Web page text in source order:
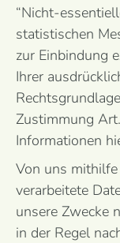
“Nicht-
statistischen
zur Einbindung
Ihrer
Zustimmung
Informationen
Von uns
verarbeitete
unsere Zwecke
in der Regel